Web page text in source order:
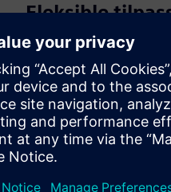
Fleksible
Velg mellom flere
for å oppnå en optimal
kostnadseffektivitet.